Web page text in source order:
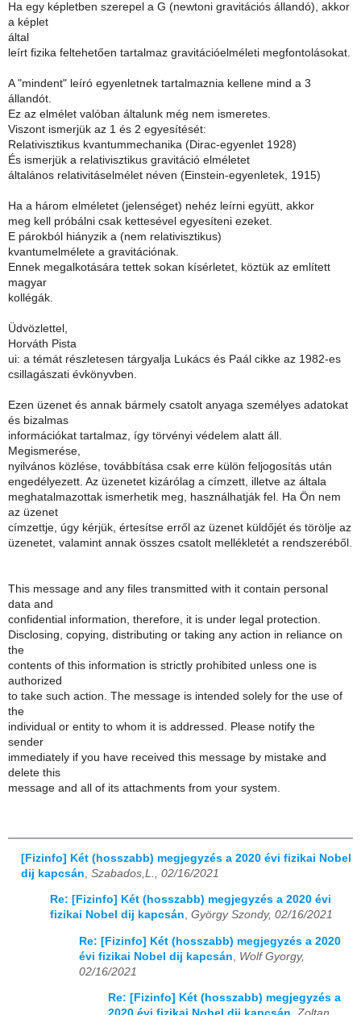
Ha egy képletben szerepel a G (newtoni gravitációs állandó), akkor
a képlet
által
leírt fizika feltehetően tartalmaz gravitációelméleti megfontolásokat.
A "mindent" leíró egyenletnek tartalmaznia kellene mind a 3
állandót.
Ez az elmélet valóban általunk még nem ismeretes.
Viszont ismerjük az 1 és 2 egyesítését:
Relativisztikus kvantummechanika (Dirac-egyenlet 1928)
És ismerjük a relativisztikus gravitáció elméletet
általános relativitáselmélet néven (Einstein-egyenletek, 1915)
Ha a három elméletet (jelenséget) nehéz leírni együtt, akkor
meg kell próbálni csak kettesével egyesíteni ezeket.
E párokból hiányzik a (nem relativisztikus)
kvantumelmélete a gravitációnak.
Ennek megalkotására tettek sokan kísérletet, köztük az említett
magyar
kollégák.
Üdvözlettel,
Horváth Pista
ui: a témát részletesen tárgyalja Lukács és Paál cikke az 1982-es
csillagászati évkönyvben.
Ezen üzenet és annak bármely csatolt anyaga személyes adatokat
és bizalmas
információkat tartalmaz, így törvényi védelem alatt áll.
Megismerése,
nyilvános közlése, továbbítása csak erre külön feljogosítás után
engedélyezett. Az üzenetet kizárólag a címzett, illetve az általa
meghatalmazottak ismerhetik meg, használhatják fel. Ha Ön nem
az üzenet
címzettje, úgy kérjük, értesítse erről az üzenet küldőjét és törölje az
üzenetet, valamint annak összes csatolt mellékletét a rendszeréből.
This message and any files transmitted with it contain personal
data and
confidential information, therefore, it is under legal protection.
Disclosing, copying, distributing or taking any action in reliance on
the
contents of this information is strictly prohibited unless one is
authorized
to take such action. The message is intended solely for the use of
the
individual or entity to whom it is addressed. Please notify the
sender
immediately if you have received this message by mistake and
delete this
message and all of its attachments from your system.
[Fizinfo] Két (hosszabb) megjegyzés a 2020 évi fizikai Nobel
dij kapcsán Szabados,L., 02/16/2021
Re: [Fizinfo] Két (hosszabb) megjegyzés a 2020 évi
fizikai Nobel dij kapcsán, György Szondy, 02/16/2021
Re: [Fizinfo] Két (hosszabb) megjegyzés a 2020
évi fizikai Nobel dij kapcsán
Wolf Gyorgy,
02/16/2021
Re: [Fizinfo] Két (hosszabb) megjegyzés a